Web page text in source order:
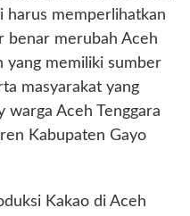
harus memperlihatkan
benar merubah Aceh
yang memiliki sumber
masyarakat yang
warga Aceh Tenggara
Kabupaten Gayo
Kakao di Aceh